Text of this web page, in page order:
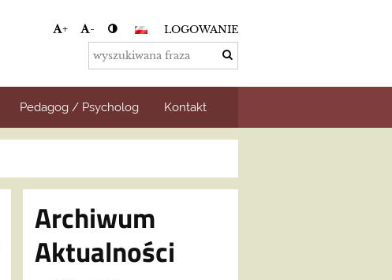
+ - LOGOWANIE
Pedagog / Psycholog Kontakt
Archiwum
Aktualności